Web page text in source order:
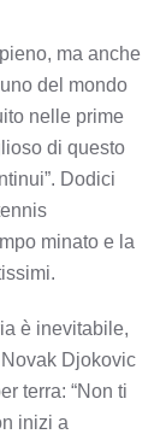
ma anche
del mondo
nelle prime
di questo
Dodici
minato e la
è inevitabile,
Djokovic
terra: “Non ti
inizi a